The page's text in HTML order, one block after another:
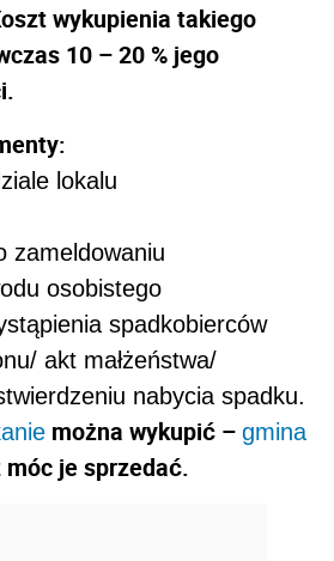
wykupienia takiego
10 – 20 % jego
lokalu
zameldowaniu
osobistego
spadkobierców
akt małżeństwa/
nabycia spadku.
można wykupić – gmina
je sprzedać.